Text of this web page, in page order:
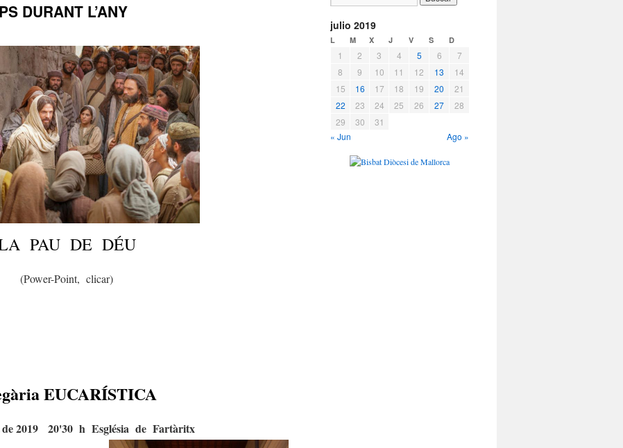
DURANT L’ANY
PAU DE DÉU
(Power-Point, clicar)
EUCARÍSTICA
2019 20'30 h Església de Fartàritx
julio 2019
L M X J V S D
1 2 3 4 5 6
7
8
9 10 11 12 13
14
15
16 17 18 19 20
21
22
23 24 25 26 27
28
29
30
31
« Jun
Ago »